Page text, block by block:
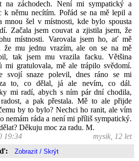
na záchodech. Není mi sympatický a
k němu necítím. Pořád se na mě lepil a
mnou šel v místnosti, kde bylo spousta
Začala jsem couvat a zjistila jsem, že
místnosti. Varovala jsem ho, ať mě
že mu jednu vrazím, ale on se na mě
tak jsem mu vrazila facku. Většina
mi gratulovala, mě ale trápilo svědomí.
svojí snaze polevil, dnes ráno se mi
to, co dělal, já ale nevím, co dál.
mi radí, abych s ním pár dní chodila,
a pak přestala. Mě to ale přijde
by to bylo? Nechci ho ranit, ale vím
nemám ráda a není mi příliš sympatický.
Děkuju moc za radu. M.
19:34
mysik, 12 let